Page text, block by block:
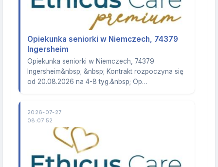
Opiekunka seniorki w Niemczech, 74379
Ingersheim
Opiekunka seniorki w Niemczech, 74379
Ingersheim&nbsp; &nbsp; Kontrakt rozpoczyna się
od 20.08.2026 na 4-8 tyg.&nbsp; Op…
2026-07-27
08:07:52